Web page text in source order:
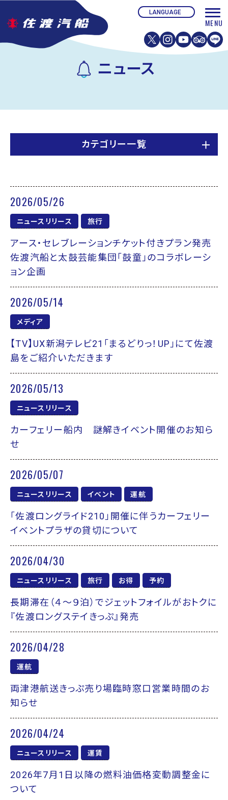
ニュース
カテゴリー一覧
2026/05/26
ニュースリリース 旅行
アース・セレブレーションチケット付きプラン発売
佐渡汽船と太鼓芸能集団「鼓童」のコラボレーシ
ョン企画
2026/05/14
メディア
【TV】UX新潟テレビ21「まるどりっ！UP」にて佐渡
島をご紹介いただきます
2026/05/13
ニュースリリース
カーフェリー船内 謎解きイベント開催のお知ら
せ
2026/05/07
ニュースリリース イベント 運航
「佐渡ロングライド210」開催に伴うカーフェリー
イベントプラザの貸切について
2026/04/30
ニュースリリース 旅行 お得 予約
長期滞在（４～９泊）でジェットフォイルがおトクに
『佐渡ロングステイきっぷ』発売
2026/04/28
運航
両津港航送きっぷ売り場臨時窓口営業時間のお
知らせ
2026/04/24
ニュースリリース 運賃
2026年7月1日以降の燃料油価格変動調整金に
ついて